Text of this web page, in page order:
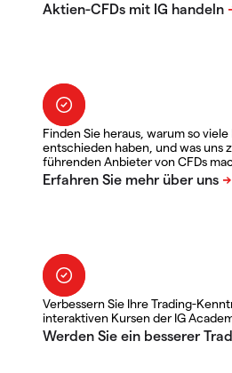
Finden Sie heraus, warum so
entschieden haben, und was uns
führenden Anbieter von CFDs
Verbessern Sie Ihre Trading-
interaktiven Kursen der IG